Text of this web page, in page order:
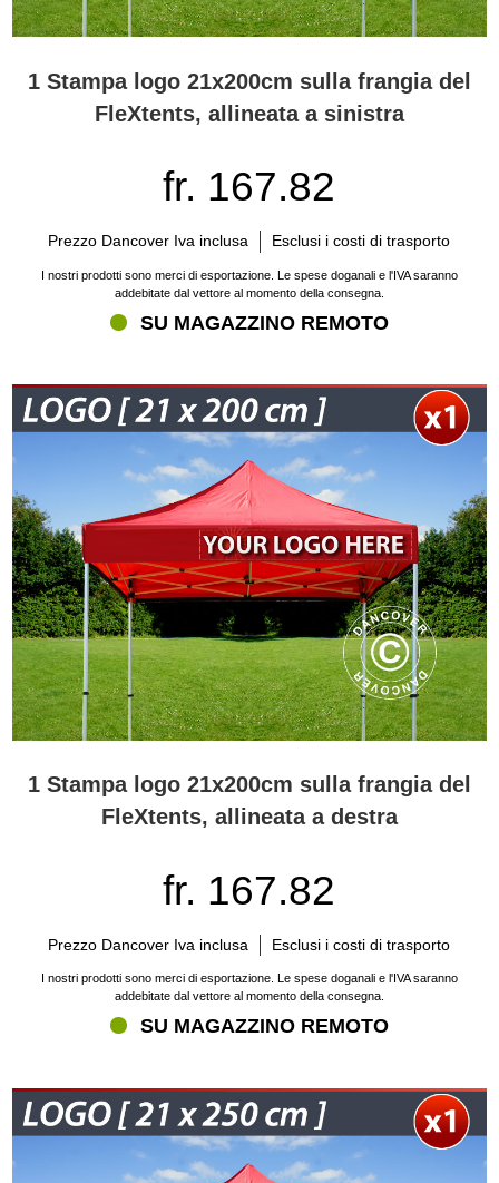
1 Stampa logo 21x200cm sulla frangia del
FleXtents, allineata a sinistra
fr. 167.82
Prezzo Dancover Iva inclusa Esclusi i costi di trasporto
I nostri prodotti sono merci di esportazione. Le spese doganali e l'IVA saranno
addebitate dal vettore al momento della consegna.
SU MAGAZZINO REMOTO
1 Stampa logo 21x200cm sulla frangia del
FleXtents, allineata a destra
fr. 167.82
Prezzo Dancover Iva inclusa Esclusi i costi di trasporto
I nostri prodotti sono merci di esportazione. Le spese doganali e l'IVA saranno
addebitate dal vettore al momento della consegna.
SU MAGAZZINO REMOTO